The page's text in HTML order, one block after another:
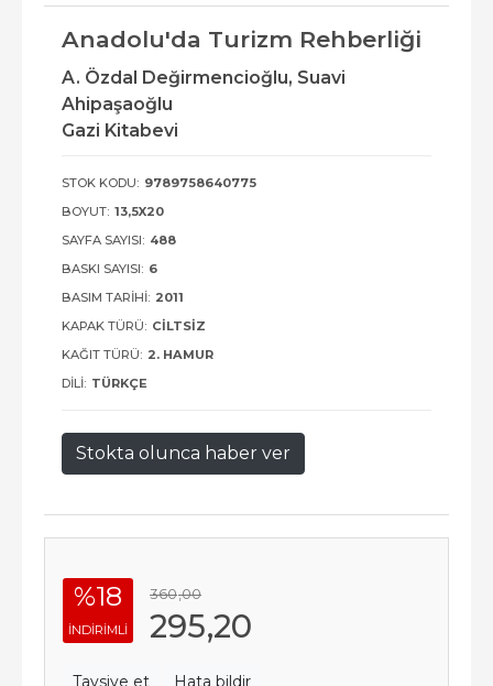
Anadolu'da Turizm Rehberliği
A. Özdal Değirmencioğlu, Suavi
Ahipaşaoğlu
Gazi Kitabevi
STOK KODU: 9789758640775
BOYUT: 13,5X20
SAYFA SAYISI: 488
BASKI SAYISI: 6
BASIM TARIHI: 2011
KAPAK TÜRÜ: CILTSIZ
KAĞIT TÜRÜ: 2. HAMUR
DILI: TÜRKÇE
Stokta olunca haber ver
%18
INDIRIMLI
360,00
295,20
Tavsiye et Hata bildir